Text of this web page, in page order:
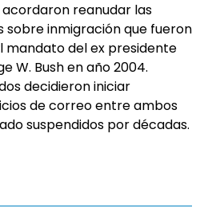
acordaron reanudar las
sobre inmigración que fueron
mandato del ex presidente
W. Bush en año 2004.
decidieron iniciar
de correo entre ambos
suspendidos por décadas.